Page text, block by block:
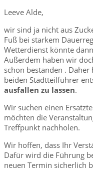
Leeve Alde,
wir sind ja nicht aus
Fuß bei starkem
Wetterdienst könnte
Außerdem haben wir
schon bestanden .
beiden Stadtteilführer
ausfallen zu lassen.
Wir suchen einen
möchten die
Treffpunkt nachholen.
Wir hoffen, dass Ihr
Dafür wird die Führung
neuen Termin sicherlich